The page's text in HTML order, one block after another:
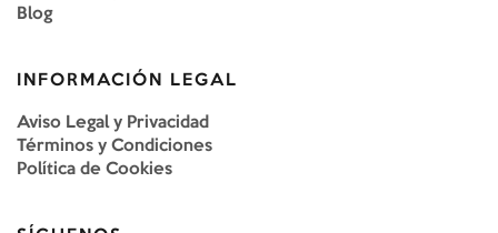
Blog
INFORMACIÓN LEGAL
Aviso Legal y Privacidad
Términos y Condiciones
Política de Cookies